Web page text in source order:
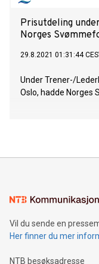
Prisutdeling
Norges
29.8.2021 01:31:44
Under Trener-/
Oslo, hadde Norges
Vil du sende en
Her finner du mer
NTB besøksadresse